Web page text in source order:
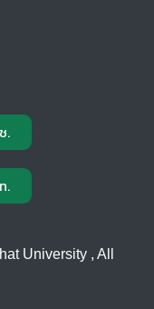
.
.
University , All